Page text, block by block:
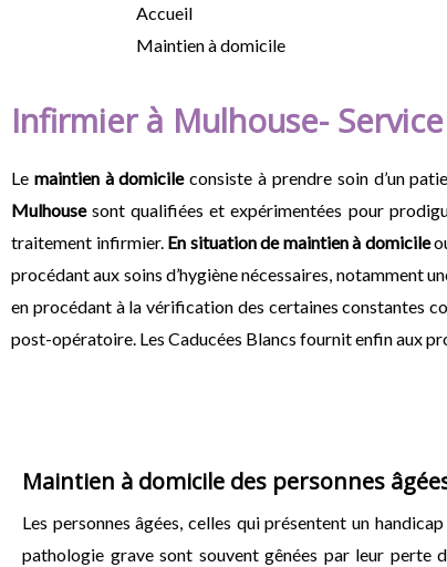
Accueil
Maintien à domicile
Infirmier à Mulhouse-
Le maintien à domicileconsiste à prendre soin d’un
Mulhousesont qualifiées et expérimentées pour
traitement infirmier. En situation de maintien à domicile
procédant aux soins d’hygiène nécessaires, notamment
en procédant à la vérification des certaines constantes
post-opératoire. Les Caducées Blancs fournit enfin aux
Maintien à domicile des personnes
Les personnes âgées, celles qui présentent un
pathologie grave sont souvent gênées par leur perte